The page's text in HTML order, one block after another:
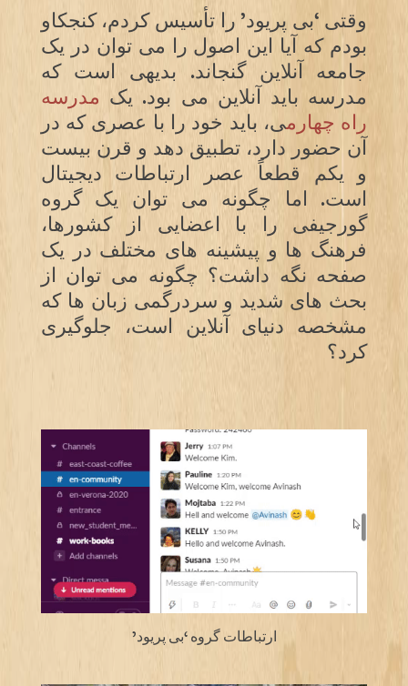
وقتی ‘بی پریود’ را تأسیس کردم، کنجکاو
بودم که آیا این اصول را می توان در یک
جامعه آنلاین گنجاند. بدیهی است که
مدرسه باید آنلاین می بود. یک مدرسه
راه چهارمی، باید خود را با عصری که در
آن حضور دارد، تطبیق دهد و قرن بیست
و یکم قطعاً عصر ارتباطات دیجیتال
است. اما چگونه می توان یک گروه
گورجیفی را با اعضایی از کشورها،
فرهنگ ها و پیشینه های مختلف در یک
صفحه نگه داشت؟ چگونه می توان از
بحث های شدید و سردرگمی زبان ها که
مشخصه دنیای آنلاین است، جلوگیری
کرد؟
ارتباطات گروه ‘بی پریود’